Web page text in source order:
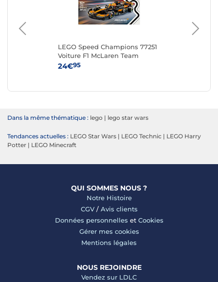
LEGO Speed Champions 77251
Voiture F1 McLaren Team
MCL38
24€95
Dans la même thématique : lego | lego star wars
Tendances actuelles : LEGO Star Wars | LEGO Technic | LEGO Harry
Potter | LEGO Minecraft
QUI SOMMES NOUS ?
Notre Histoire
CGV/ Avis clients
Données personnelles et Cookies
Gérer mes cookies
Mentions légales
NOUS REJOINDRE
Vendez sur LDLC